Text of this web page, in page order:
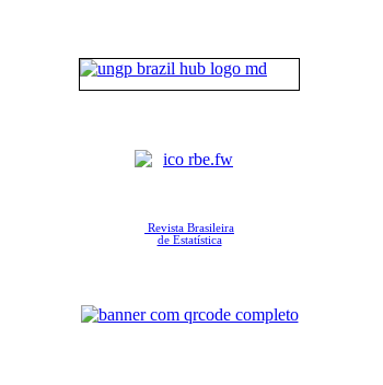
Revista Brasileira
de Estatística